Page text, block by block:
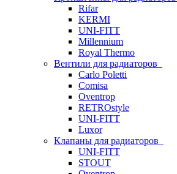
Rifar
KERMI
UNI-FITT
Millennium
Royal Thermo
Вентили для радиаторов
Carlo Poletti
Comisa
Oventrop
RETROstyle
UNI-FITT
Luxor
Клапаны для радиаторов
UNI-FITT
STOUT